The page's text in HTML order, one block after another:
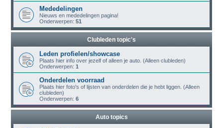
Mededelingen
Nieuws en mededelingen pagina!
Onderwerpen: 51
Clubleden topic's
Leden profielen/showcase
Plaats hier info over jezelf of alleen je auto. (Alleen clubleden)
Onderwerpen: 1
Onderdelen voorraad
Plaats hier foto's of lijsten van onderdelen die je hebt liggen. (Alleen
clubleden)
Onderwerpen: 6
Auto topics